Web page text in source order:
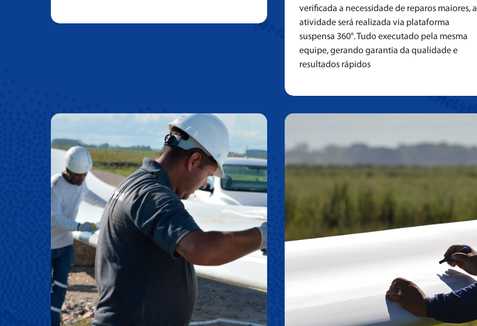
verificada a necessidade de reparos maiores, a
atividade será realizada via plataforma
suspensa 360°. Tudo executado pela mesma
equipe, gerando garantia da qualidade e
resultados rápidos